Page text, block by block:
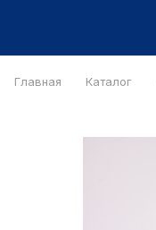
Главная Каталог